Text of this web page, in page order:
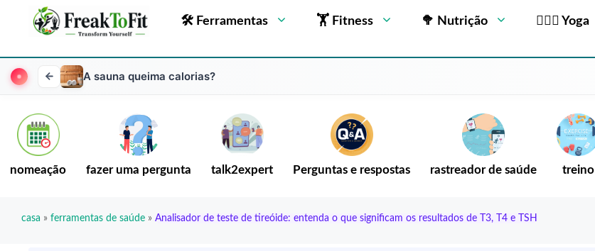
🛠 Ferramentas 🏋 Fitness 🥦 Nutrição 🧘🏻‍♂️ Yoga
A sauna queima calorias?
nomeação fazer uma pergunta talk2expert Perguntas e respostas rastreador de saúde treino
casa » ferramentas de saúde » Analisador de teste de tireóide: entenda o que significam os resultados de T3, T4 e TSH